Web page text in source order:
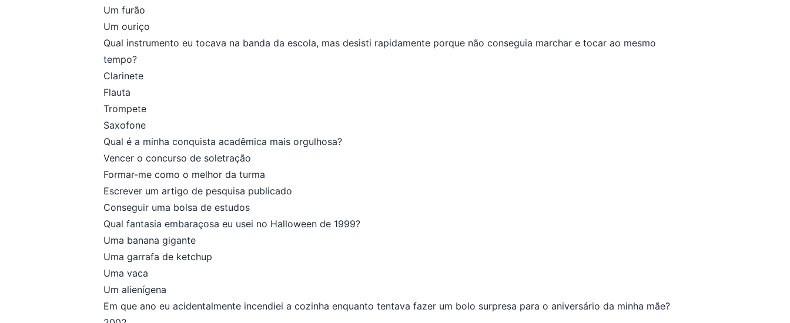
Um furão
Um ouriço
Qual instrumento eu tocava na banda da escola, mas desisti rapidamente porque não conseguia marchar e tocar ao mesmo
tempo?
Clarinete
Flauta
Trompete
Saxofone
Qual é a minha conquista acadêmica mais orgulhosa?
Vencer o concurso de soletração
Formar-me como o melhor da turma
Escrever um artigo de pesquisa publicado
Conseguir uma bolsa de estudos
Qual fantasia embaraçosa eu usei no Halloween de 1999?
Uma banana gigante
Uma garrafa de ketchup
Uma vaca
Um alienígena
Em que ano eu acidentalmente incendiei a cozinha enquanto tentava fazer um bolo surpresa para o aniversário da minha mãe?